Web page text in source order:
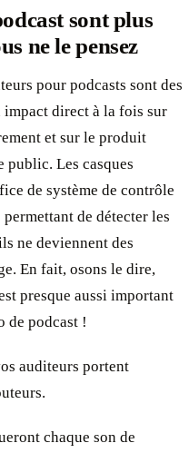
sont plus
ne le pensez
pour podcasts sont des
direct à la fois sur
et sur le produit
Les casques
de système de contrôle
de détecter les
ne deviennent des
En fait, osons le dire,
presque aussi important
de podcast !
auditeurs portent
chaque son de